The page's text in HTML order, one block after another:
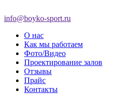
info@boyko-sport.ru
О нас
Как мы работаем
Фото/Видео
Проектирование залов
Отзывы
Прайс
Контакты